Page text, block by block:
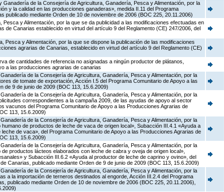
de la Consejería de Agricultura, Ganadería, Pesca y Alimentación, por la
y la calidad en las producciones ganaderas», medida II.11 del Programa
publicado mediante Orden de 10 de noviembre de 2006 (BOC 225, 20.11.2006)
y Alimentación, por la que se da publicidad a las modificaciones efectuadas en
de Canarias establecido en virtud del artículo 9 del Reglamento (CE) 247/2006, del
y Alimentación, por la que se dispone la publicación de las modificaciones
agrarias de Canarias, establecido en virtud del artículo 9 del Reglamento (CE)
de cantidades de referencia no asignadas a ningún productor de plátanos,
a las producciones agrarias de canarias
de la Consejería de Agricultura, Ganadería, Pesca y Alimentación, por la
de tomate de exportación, Acción I.5 del Programa Comunitario de Apoyo a las
de 9 de junio de 2009 (BOC 113, 15.6.2009)
de la Consejería de Agricultura, Ganadería, Pesca y Alimentación, por la
correspondientes a la campaña 2009, de las ayudas de apoyo al sector
vacunos del Programa Comunitario de Apoyo a las Producciones Agrarias de
113, 15.6.2009)
de la Consejería de Agricultura, Ganadería, Pesca y Alimentación, por la
de productos de leche de vaca de origen local», Subacción III.4.1 «Ayuda a
de vaca», del Programa Comunitario de Apoyo a las Producciones Agrarias de
113, 15.6.2009)
de la Consejería de Agricultura, Ganadería, Pesca y Alimentación, por la
productos lácteos elaborados con leche de cabra y oveja de origen local»,
y Subacción III.6.2 «Ayuda al productor de leche de caprino y ovino», del
Canarias, publicado mediante Orden de 9 de junio de 2009 (BOC 113, 15.6.2009)
de la Consejería de Agricultura, Ganadería, Pesca y Alimentación, por la
a la importación de terneros destinados al engorde, Acción III.2.4 del Programa
publicado mediante Orden de 10 de noviembre de 2006 (BOC 225, 20.11.2006),